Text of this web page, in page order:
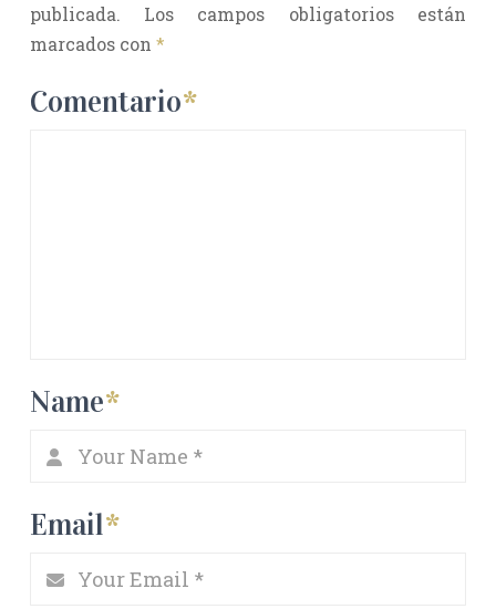
publicada.
Los campos obligatorios están
marcados con *
Comentario*
Name*
Email*